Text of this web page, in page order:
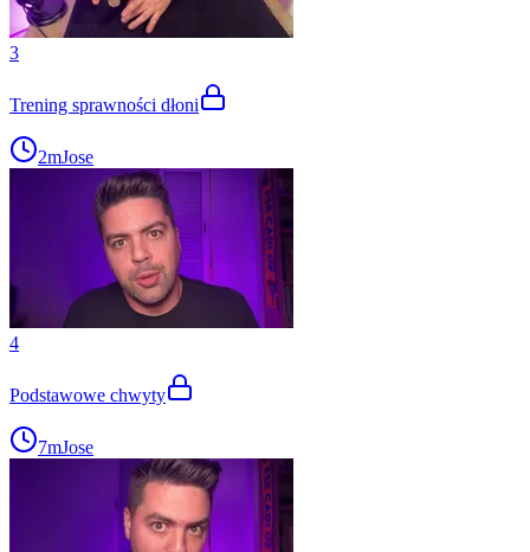
3
Trening sprawności dłoni
2mJose
4
Podstawowe chwyty
7mJose